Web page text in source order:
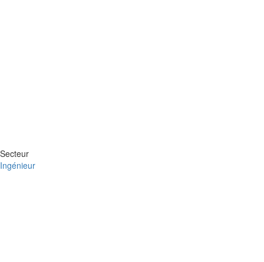
Secteur
Ingénieur